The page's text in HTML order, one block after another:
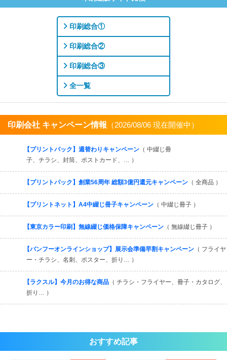
印刷総合①
印刷総合②
印刷総合③
全一覧
印刷会社 キャンペーン情報 （2026/08/06 現在開催中）
【プリントパック】週替わりキャンペーン （ 中綴じ冊
子、チラシ、封筒、ポストカード、… ）
【プリントパック】創業56周年 総額3億円還元キャンペーン （ 全商品 ）
【プリントネット】A4中綴じ冊子キャンペーン （ 中綴じ冊子 ）
【東京カラー印刷】無線綴じ価格保障キャンペーン （ 無線綴じ冊子 ）
【バンフーオンラインショップ】展示会準備早割キャンペーン （ フライヤ
ー・チラシ、名刺、ポスター、折り… ）
【ラクスル】今月のお得な商品 （ チラシ・フライヤー、冊子・カタログ、
折り… ）
おすすめ記事